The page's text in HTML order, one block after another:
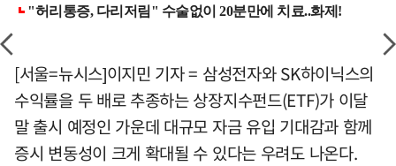
[서울=뉴시스]이지민 기자 = 삼성전자와 SK하이닉스의
수익률을 두 배로 추종하는 상장지수펀드(ETF)가 이달
말 출시 예정인 가운데 대규모 자금 유입 기대감과 함께
증시 변동성이 크게 확대될 수 있다는 우려도 나온다.